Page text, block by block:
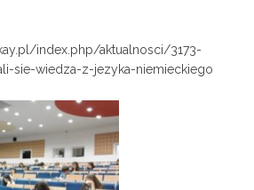
index.php/aktualnosci/3173-
sie-wiedza-z-jezyka-niemieckiego